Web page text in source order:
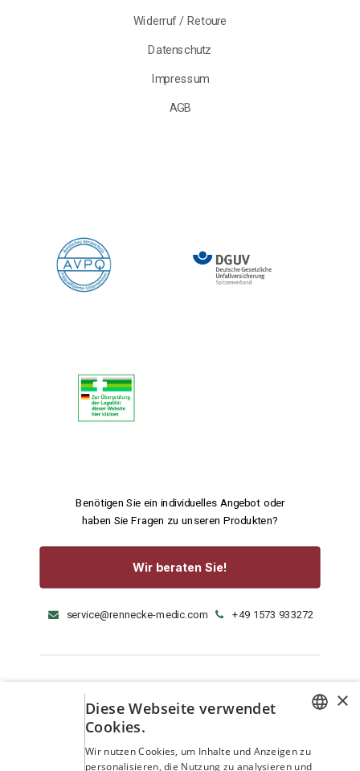
Widerruf / Retoure
Datenschutz
Impressum
AGB
Benötigen Sie ein individuelles Angebot oder
haben Sie Fragen zu unseren Produkten?
Wir beraten Sie!
service@rennecke-medic.com +49 1573 933272
×
Diese Webseite verwendet
Cookies.
Wir nutzen Cookies, um Inhalte und Anzeigen zu
personalisieren, die Nutzung zu analysieren und